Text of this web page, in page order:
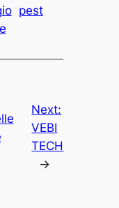
pest
Next:
VEBI
TECH
→